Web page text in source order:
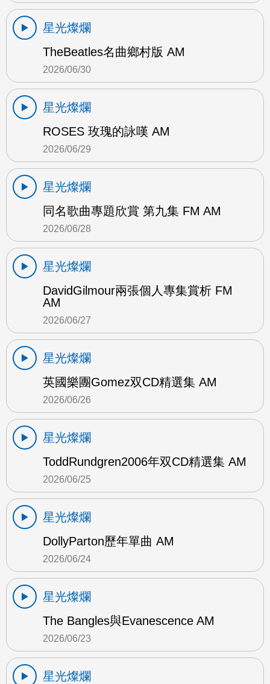
星光燦爛
TheBeatles名曲鄉村版 AM
2026/06/30
星光燦爛
ROSES 玫瑰的詠嘆 AM
2026/06/29
星光燦爛
同名歌曲專題欣賞 第九集 FM AM
2026/06/28
星光燦爛
DavidGilmour兩張個人專集賞析 FM
AM
2026/06/27
星光燦爛
英國樂團Gomez双CD精選集 AM
2026/06/26
星光燦爛
ToddRundgren2006年双CD精選集 AM
2026/06/25
星光燦爛
DollyParton歷年單曲 AM
2026/06/24
星光燦爛
The Bangles與Evanescence AM
2026/06/23
星光燦爛